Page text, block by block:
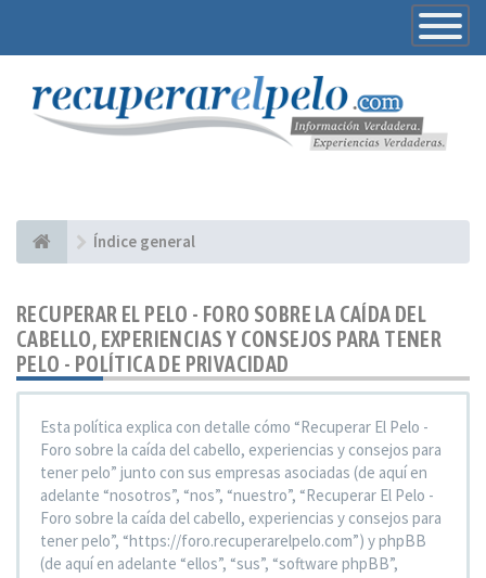
Toggle
Índice general
RECUPERAR EL PELO - FORO SOBRE LA CAÍDA DEL
CABELLO, EXPERIENCIAS Y CONSEJOS PARA TENER
PELO - POLÍTICA DE PRIVACIDAD
Esta política explica con detalle cómo “Recuperar El Pelo -
Foro sobre la caída del cabello, experiencias y consejos para
tener pelo” junto con sus empresas asociadas (de aquí en
adelante “nosotros”, “nos”, “nuestro”, “Recuperar El Pelo -
Foro sobre la caída del cabello, experiencias y consejos para
tener pelo”, “https://foro.recuperarelpelo.com”) y phpBB
(de aquí en adelante “ellos”, “sus”, “software phpBB”,